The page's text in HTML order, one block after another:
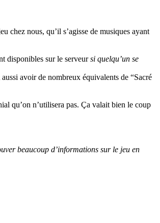
chez nous, qu’il s’agisse de musiques ayant
disponibles sur le serveursi quelqu’un se
avoir de nombreux équivalents de “Sacré
qu’on n’utilisera pas. Ça valait bien le coup
beaucoup d’informations sur le jeu en